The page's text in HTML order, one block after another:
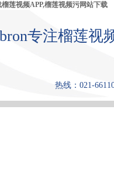
莲视频APP,榴莲视频污网站下载
专注榴莲视
热线：021-
产品中心 张力仪